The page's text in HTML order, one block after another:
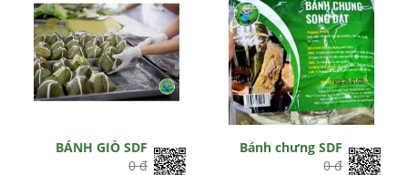
BÁNH GIÒ SDF
0 đ
Bánh chưng SDF
0 đ